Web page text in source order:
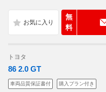
無
料
トヨタ
86 2.0 GT
車両品質保証書付 購入プラン付き